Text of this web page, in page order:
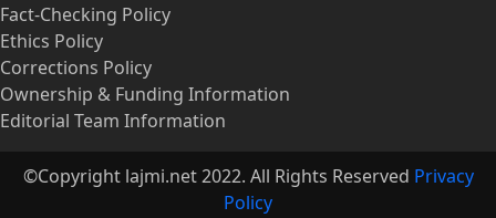
Fact-Checking Policy
Ethics Policy
Corrections Policy
Ownership & Funding Information
Editorial Team Information
©Copyright lajmi.net 2022. All Rights Reserved Privacy
Policy